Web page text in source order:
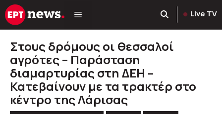
Μετάβαση
σε
Live TV
Στους δρόμους οι θεσσαλοί
αγρότες – Παράσταση
διαμαρτυρίας στη ΔΕΗ –
Κατεβαίνουν με τα τρακτέρ στο
κέντρο της Λάρισας